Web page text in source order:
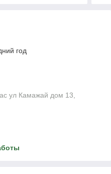
год
ул Камажай дом 13,